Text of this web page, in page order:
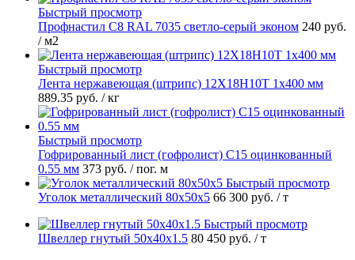
Быстрый просмотр
Профнастил С8 RAL 7035 светло-серый эконом 240 руб.
/ м2
Быстрый просмотр
Лента нержавеющая (штрипс) 12Х18Н10Т 1х400 мм
889.35 руб. / кг
Быстрый просмотр
Гофрированный лист (гофролист) С15 оцинкованный
0.55 мм 373 руб. / пог. м
Быстрый просмотр
Уголок металлический 80х50х5 66 300 руб. / т
Быстрый просмотр
Швеллер гнутый 50х40х1.5 80 450 руб. / т